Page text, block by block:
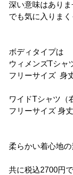
深い意味はありま
でも気に入りまく
ボディタイプは
ウィメンズTシャ
フリーサイズ  身
ワイドTシャツ（
フリーサイズ 身
柔らかい着心地の
共に税込2700円で